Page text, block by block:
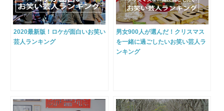
2020最新版！ロケが面白いお笑い
芸人ランキング
男女900人が選んだ！クリスマス
を一緒に過ごしたいお笑い芸人ラ
ンキング